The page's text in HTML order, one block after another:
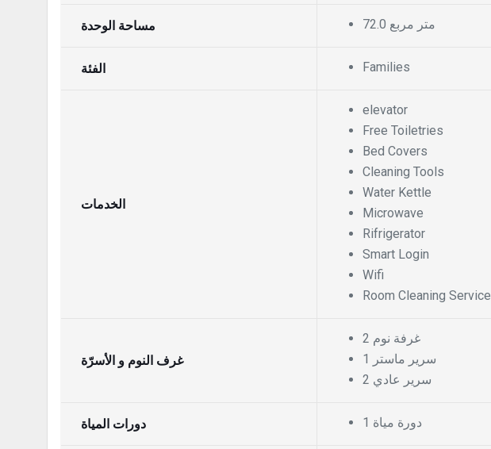
مساحة الوحدة 72.0 متر مربع
الفئة Families
الخدمات
elevator
Free Toiletries
Bed Covers
Cleaning Tools
Water Kettle
Microwave
Rifrigerator
Smart Login
Wifi
Room Cleaning Service
غرف النوم و الأسرّة
2 غرفة نوم
1 سرير ماستر
2 سرير عادي
دورات المياة 1 دورة مياة